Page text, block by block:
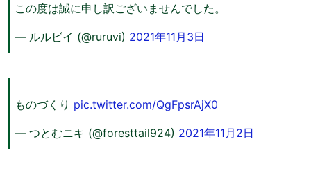
この度は誠に申し訳ございませんでした。
— ルルビイ (@ruruvi) 2021年11月3日
ものづくり pic.twitter.com/QgFpsrAjX0
— つとむニキ (@foresttail924) 2021年11月2日